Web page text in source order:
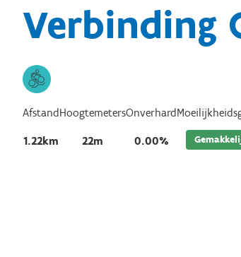
Verbinding
Afstand
1.22km
Hoogtemeters
22m
Onverhard
0.00%